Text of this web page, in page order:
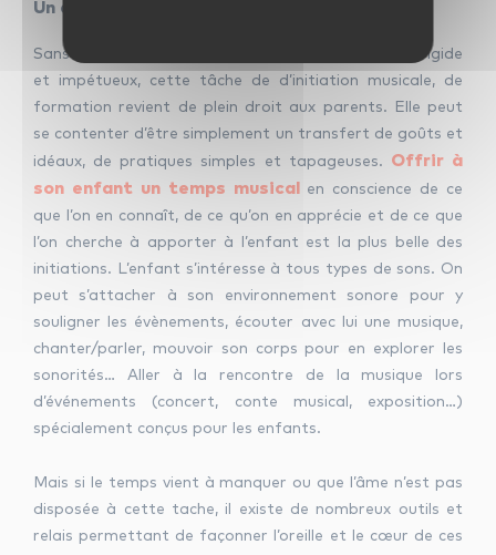
Un devoir, une mission pour les parents
Sans pour autant se transformer en professeur rigide
et impétueux, cette tâche de d’initiation musicale, de
formation revient de plein droit aux parents. Elle peut
se contenter d’être simplement un transfert de goûts et
idéaux, de pratiques simples et tapageuses. Offrir à
son enfant un temps musical
en conscience de ce
que l’on en connaît, de ce qu’on en apprécie et de ce que
l’on cherche à apporter à l’enfant est la plus belle des
initiations. L’enfant s’intéresse à tous types de sons. On
peut s’attacher à son environnement sonore pour y
souligner les évènements, écouter avec lui une musique,
chanter/parler, mouvoir son corps pour en explorer les
sonorités… Aller à la rencontre de la musique lors
d’événements (concert, conte musical, exposition…)
spécialement conçus pour les enfants.
Mais si le temps vient à manquer ou que l’âme n’est pas
disposée à cette tache, il existe de nombreux outils et
relais permettant de façonner l’oreille et le cœur de ces